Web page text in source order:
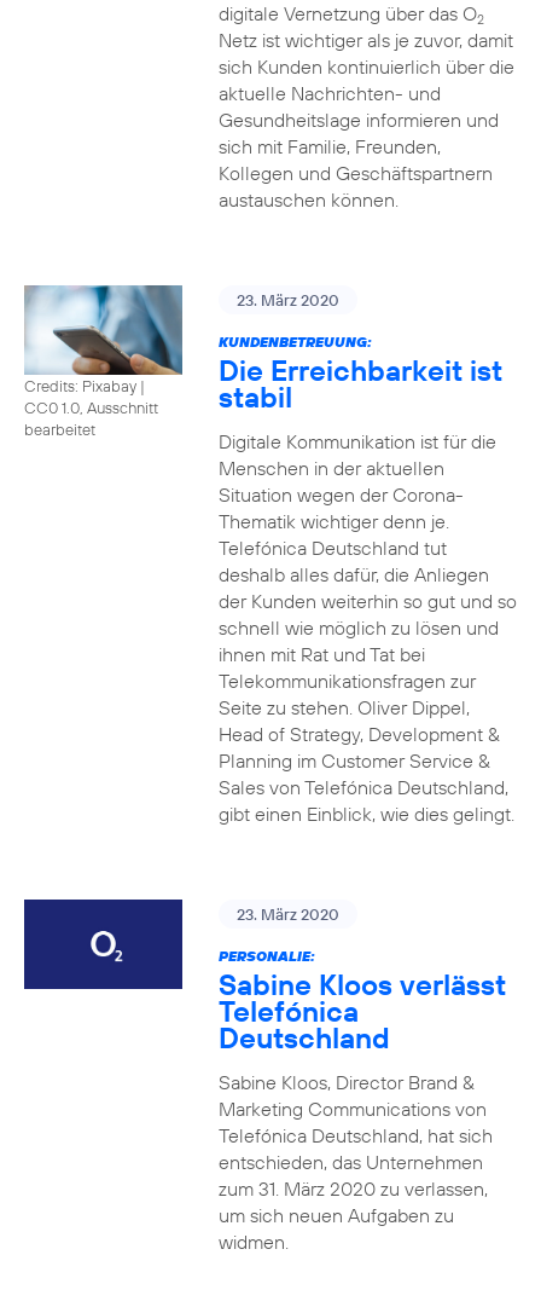
digitale Vernetzung über das O2
Netz ist wichtiger als je zuvor, damit
sich Kunden kontinuierlich über die
aktuelle Nachrichten- und
Gesundheitslage informieren und
sich mit Familie, Freunden,
Kollegen und Geschäftspartnern
austauschen können.
Credits: Pixabay |
CC0 1.0, Ausschnitt
bearbeitet
23. März 2020
KUNDENBETREUUNG:
Die Erreichbarkeit ist
stabil
Digitale Kommunikation ist für die
Menschen in der aktuellen
Situation wegen der Corona-
Thematik wichtiger denn je.
Telefónica Deutschland tut
deshalb alles dafür, die Anliegen
der Kunden weiterhin so gut und so
schnell wie möglich zu lösen und
ihnen mit Rat und Tat bei
Telekommunikationsfragen zur
Seite zu stehen. Oliver Dippel,
Head of Strategy, Development &
Planning im Customer Service &
Sales von Telefónica Deutschland,
gibt einen Einblick, wie dies gelingt.
23. März 2020
PERSONALIE:
Sabine Kloos verlässt
Telefónica
Deutschland
Sabine Kloos, Director Brand &
Marketing Communications von
Telefónica Deutschland, hat sich
entschieden, das Unternehmen
zum 31. März 2020 zu verlassen,
um sich neuen Aufgaben zu
widmen.